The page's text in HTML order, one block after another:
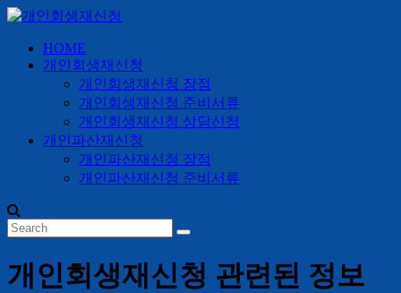
Skip
content
24
간
365
HOME
개인회생재신청
개인회생재신청 장점
개인회생재신청 준비서류
개인회생재신청 상담신청
개인파산재신청
개인파산재신청 장점
개인파산재신청 준비서류
개인회생재신청 관련된 정보